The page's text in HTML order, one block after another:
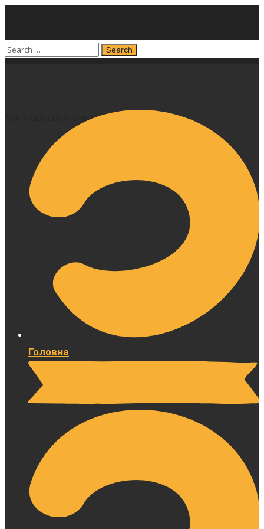
No products in the cart.
Головна